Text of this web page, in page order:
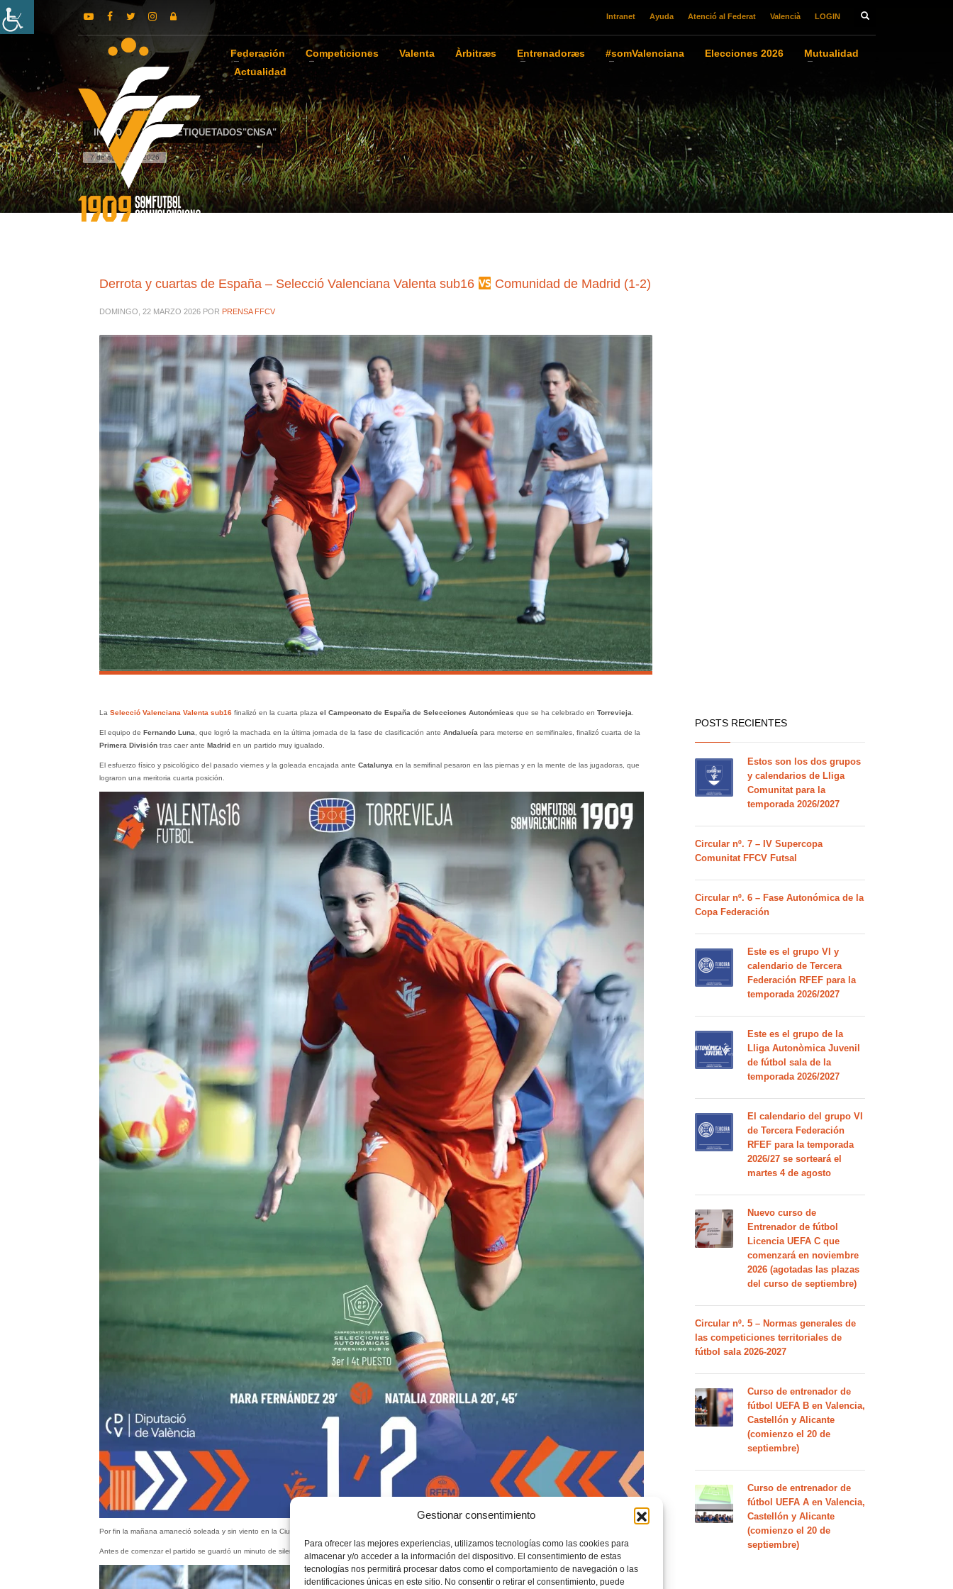
Gestionar consentimiento
Para ofrecer las mejores experiencias, utilizamos tecnologías como las cookies para
almacenar y/o acceder a la información del dispositivo. El consentimiento de estas
tecnologías nos permitirá procesar datos como el comportamiento de navegación o las
identificaciones únicas en este sitio. No consentir o retirar el consentimiento, puede
Intranet Ayuda Atenció al Federat Valencià LOGIN
Federación Competiciones Valenta Àrbitræs Entrenadoræs #somValenciana Elecciones 2026
Mutualidad
Actualidad
INICIO POSTS ETIQUETADOS"CNSA"
7 de agosto de 2026
Derrota y cuartas de España – Selecció Valenciana Valenta sub16 Comunidad de Madrid (1-2)
DOMINGO, 22 MARZO 2026 POR PRENSA FFCV
La Selecció Valenciana Valenta sub16 finalizó en la cuarta plaza el Campeonato de España de Selecciones Autonómicas que se ha celebrado en Torrevieja
El equipo de Fernando Luna , que logró la machada en la última jornada de la fase de clasificación ante Andalucía para meterse en semifinales, finalizó cuarta de la
Primera Divisióntras caer ante Madriden un partido muy igualado.
El esfuerzo físico y psicológico del pasado viernes y la goleada encajada ante Catalunya en la semifinal pesaron en las piernas y en la mente de las jugadoras, que
lograron una meritoria cuarta posición.
Por fin la mañana amaneció soleada y sin viento en la Ciudad Deportiva de
Antes de comenzar el partido se guardó un minuto de silencio en memoria la niña de tres años asesinada en
POSTS RECIENTES
Estos son los dos grupos
y calendarios de Lliga
Comunitat para la
temporada 2026/2027
Circular nº. 7 – IV Supercopa
Comunitat FFCV Futsal
Circular nº. 6 – Fase Autonómica de la
Copa Federación
Este es el grupo VI y
calendario de Tercera
Federación RFEF para la
temporada 2026/2027
Este es el grupo de la
Lliga Autonòmica Juvenil
de fútbol sala de la
temporada 2026/2027
El calendario del grupo VI
de Tercera Federación
RFEF para la temporada
2026/27 se sorteará el
martes 4 de agosto
Nuevo curso de
Entrenador de fútbol
Licencia UEFA C que
comenzará en noviembre
2026 (agotadas las plazas
del curso de septiembre)
Circular nº. 5 – Normas generales de
las competiciones territoriales de
fútbol sala 2026-2027
Curso de entrenador de
fútbol UEFA B en Valencia,
Castellón y Alicante
(comienzo el 20 de
septiembre)
Curso de entrenador de
fútbol UEFA A en Valencia,
Castellón y Alicante
(comienzo el 20 de
septiembre)